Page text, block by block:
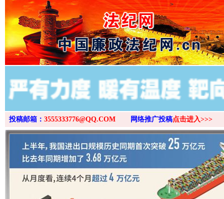
>
投稿邮箱： 3555333776@QQ.COM 网络推广投稿点击进入>>>